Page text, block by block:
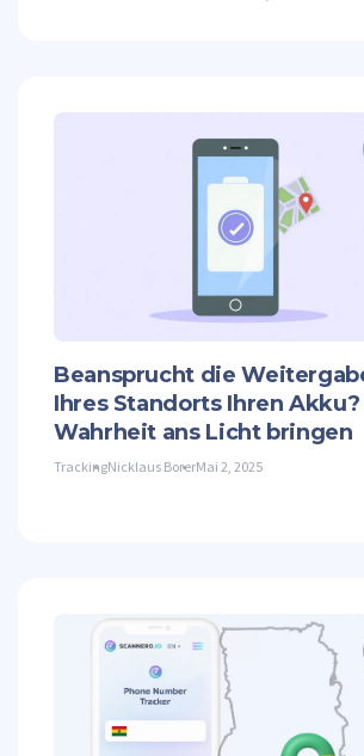
Link kopieren
Beansprucht die
Ihres Standorts Ihren Akku?
Wahrheit ans Licht bringen
TrackingNicklaus BorerMai 2, 2025
Artikel teilen